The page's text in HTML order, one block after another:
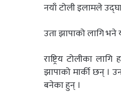
नयाँ टोली इलामले
उता झापाको लागि
राष्ट्रिय टोलीका
झापाको मार्की छन् ।
बनेका हुन् ।